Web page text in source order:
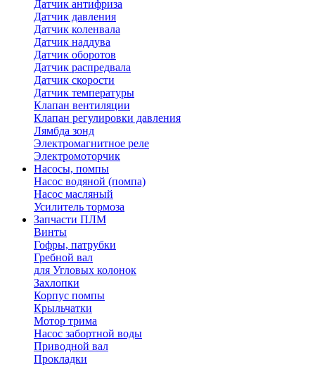
Датчик антифриза
Датчик давления
Датчик коленвала
Датчик наддува
Датчик оборотов
Датчик распредвала
Датчик скорости
Датчик температуры
Клапан вентиляции
Клапан регулировки давления
Лямбда зонд
Электромагнитное реле
Электромоторчик
Насосы, помпы
Насос водяной (помпа)
Насос масляный
Усилитель тормоза
Запчасти ПЛМ
Винты
Гофры, патрубки
Гребной вал
для Угловых колонок
Захлопки
Корпус помпы
Крыльчатки
Мотор трима
Насос забортной воды
Приводной вал
Прокладки